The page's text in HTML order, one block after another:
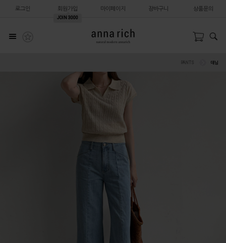
로그인 회원가입
JOIN 3000
마이페이지 장바구니 상품문의
데님